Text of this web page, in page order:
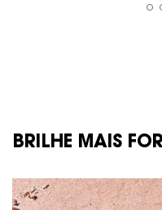
o
BRILHE MAIS